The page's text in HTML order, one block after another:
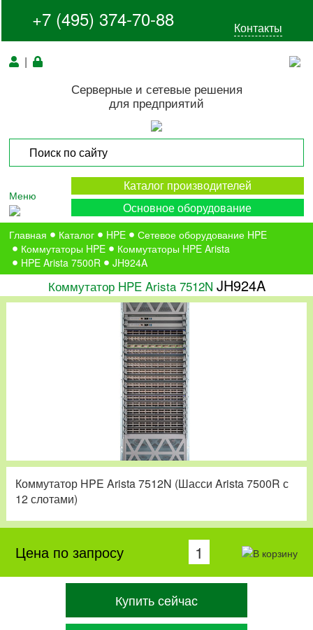
+7 (495) 374-70-88 Контакты
|
Серверные и сетевые решения
для предприятий
Меню
Каталог производителей
Основное оборудование
Главная Каталог HPE
Сетевое оборудование HPE
Коммутаторы HPE
Коммутаторы HPE Arista
HPE Arista 7500R
JH924A
Коммутатор HPE Arista 7512N JH924A
Коммутатор HPE Arista 7512N (Шасси Arista 7500R с
12 слотами)
Цена по запросу
Купить сейчас